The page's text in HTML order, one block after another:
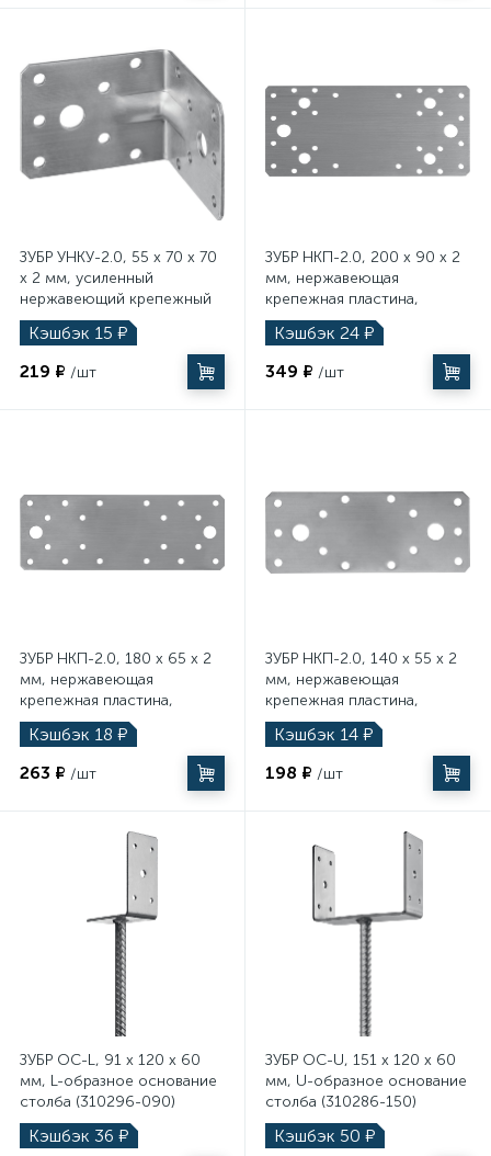
ЗУБР УНКУ-2.0, 55 x 70 x 70
x 2 мм, усиленный
нержавеющий крепежный
уголок, Профессионал
(310516-55)
Кэшбэк 15 ₽
219 ₽ /шт
ЗУБР НКП-2.0, 200 x 90 x 2
мм, нержавеющая
крепежная пластина,
Профессионал (310636-
200)
Кэшбэк 24 ₽
349 ₽ /шт
ЗУБР НКП-2.0, 180 x 65 x 2
мм, нержавеющая
крепежная пластина,
Профессионал (310636-
180)
Кэшбэк 18 ₽
263 ₽ /шт
ЗУБР НКП-2.0, 140 x 55 x 2
мм, нержавеющая
крепежная пластина,
Профессионал (310636-
140)
Кэшбэк 14 ₽
198 ₽ /шт
ЗУБР ОС-L, 91 x 120 x 60
мм, L-образное основание
столба (310296-090)
Кэшбэк 36 ₽
ЗУБР ОС-U, 151 x 120 x 60
мм, U-образное основание
столба (310286-150)
Кэшбэк 50 ₽
Теплоизоляция
Теплоносители и антифризы
2
Теплый плинтус
Теплый пол
108
Трубы
Фитинги
МФИ (реноваторы) и комплектующие
Ножи технические
217
Отбойные молотки
Паяльное оборудование
Пылесосы
Резьбонарезной инструмент
Станки
139
Столярно-слесарные инструменты
Строительное оборудование
Укрывные материалы
УШМ (болгарки)